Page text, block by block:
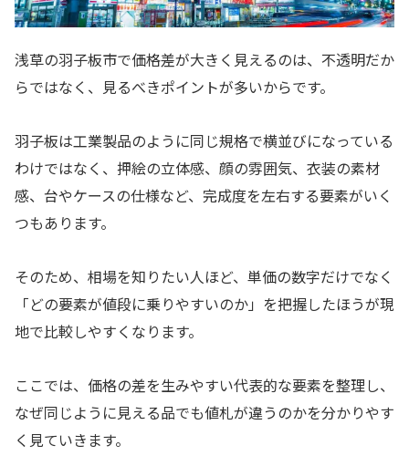
浅草の羽子板市で価格差が大きく見えるのは、不透明だか
らではなく、見るべきポイントが多いからです。
羽子板は工業製品のように同じ規格で横並びになっている
わけではなく、押絵の立体感、顔の雰囲気、衣装の素材
感、台やケースの仕様など、完成度を左右する要素がいく
つもあります。
そのため、相場を知りたい人ほど、単価の数字だけでなく
「どの要素が値段に乗りやすいのか」を把握したほうが現
地で比較しやすくなります。
ここでは、価格の差を生みやすい代表的な要素を整理し、
なぜ同じように見える品でも値札が違うのかを分かりやす
く見ていきます。